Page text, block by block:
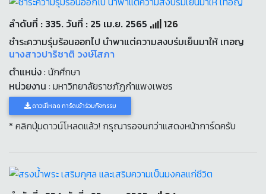
ลำดับที่ : 335. วันที่ : 25 เม.ย. 2565
126
ชำระความรุ่มร้อนออกไป นำพาแต่ความสงบร่มเย็นมาให้ เทอญ
นางสาวปาริชาติ วงษ์โสภา
ตำแหน่ง: นักศึกษา
หน่วยงาน : มหาวิทยาลัยราชภัฏกำแพงเพชร
ดาวน์โหลด การ์ดเข้าร่วมกิจกรรม
* คลิกปุ่มดาวน์โหลดแล้ว! กรุณารอจนกว่าแสดงหน้าการ์ดครับ